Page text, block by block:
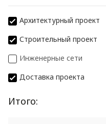
Архитектурный проект
Строительный проект
Инженерные сети
Доставка проекта
Итого: